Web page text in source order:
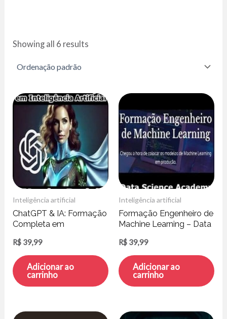
Showing all 6 results
Inteligência artificial
ChatGPT & IA: Formação
Completa em
Yassine Rochd
R$ 39,99
Adicionar ao
carrinho
Inteligência artificial
Formação Engenheiro de
Machine Learning – Data
R$ 39,99
Adicionar ao
carrinho